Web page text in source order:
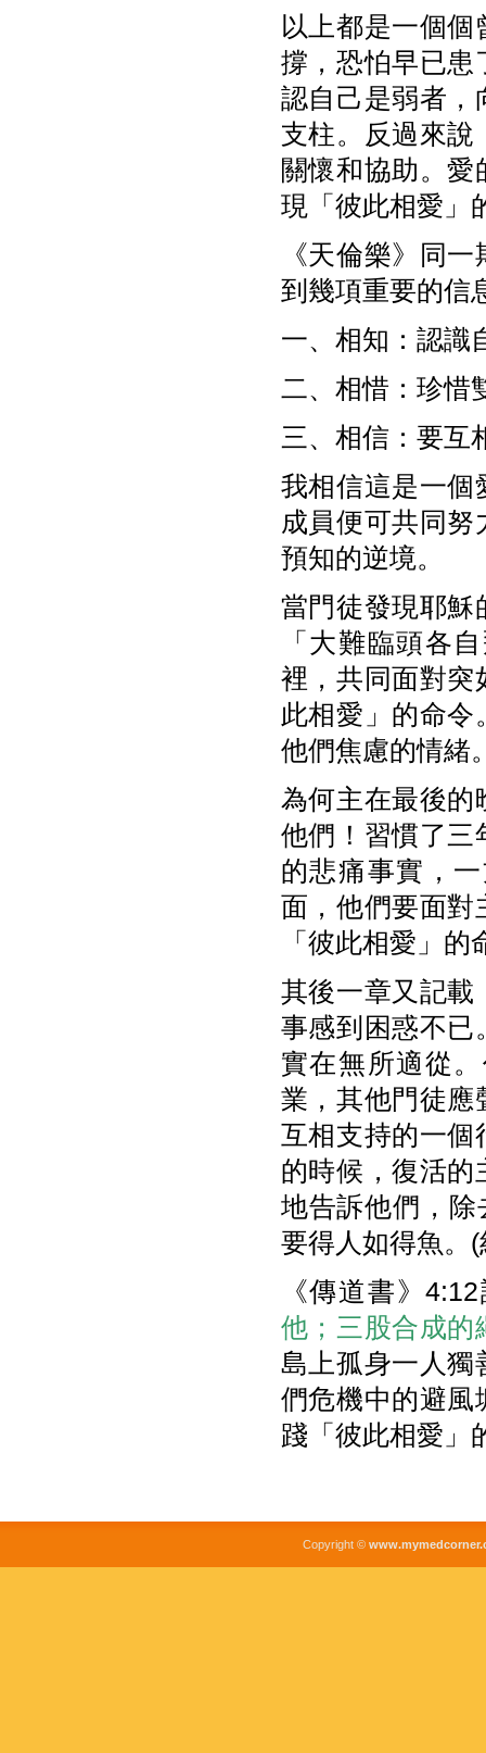
以上都是一個
撐，恐怕早已患
認自己是弱者，
支柱。反過來說
關懷和協助。
現「彼此相愛」
《天倫樂》同
到幾項重要的信
一、相知：認識
二、相惜：珍惜
三、相信：要互
我相信這是一個
成員便可共同
預知的逆境。
當門徒發現耶穌
「大難臨頭各
裡，共同面對突
此相愛」的命
他們焦慮的情
為何主在最後的
他們！習慣了三
的悲痛事實，
面，他們要面對
「彼此相愛」
其後一章又記載
事感到困惑不已
實在無所適從
業，其他門徒應
互相支持的一個
的時候，復活的
地告訴他們，
要得人如得魚。
《傳道書》
他；三股合成的
島上孤身一人獨
們危機中的避風
踐「彼此相愛」
Copyright ©